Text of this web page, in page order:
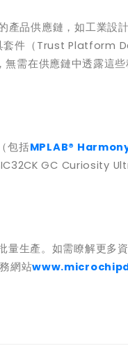
產品供應鏈，如工業設
件（ Trust Platform
需在供應鏈中透露這些
包括MPLAB®
GC Curiosity
量生產。如需瞭解更多
網站